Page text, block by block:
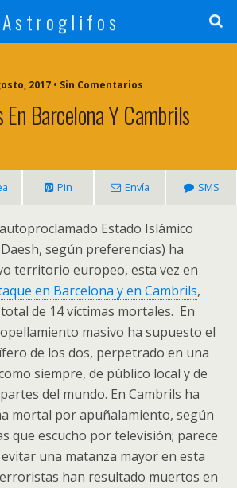
A s t r o g l i f o s
2017 • Sin Comentarios
Barcelona Y Cambrils
Pin Envía SMS
Estado Islámico
según preferencias) ha
territorio europeo, esta vez en
en Barcelona y en Cambrils,
de 14 víctimas mortales. En
masivo ha supuesto el
de los dos, perpetrado en una
siempre, de público local y de
del mundo. En Cambrils ha
mortal por apuñalamiento, según
que escucho por televisión; parece
una matanza mayor en esta
han resultado muertos en